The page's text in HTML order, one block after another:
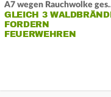
A7
GLEICH 3
FORDERN
FEUERWEHREN